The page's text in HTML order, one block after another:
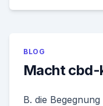
BLOG
Macht cbd-
B. die